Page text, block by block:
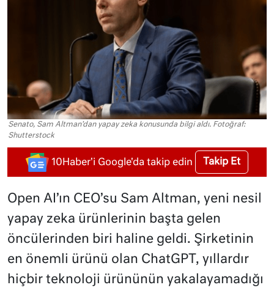
Senato, Sam Altman'dan yapay zeka konusunda bilgi aldı. Fotoğraf:
Shutterstock
10Haber'i Google'da takip edin Takip Et
Open AI’ın CEO’su Sam Altman, yeni nesil
yapay zeka ürünlerinin başta gelen
öncülerinden biri haline geldi. Şirketinin
en önemli ürünü olan ChatGPT, yıllardır
hiçbir teknoloji ürününün yakalayamadığı